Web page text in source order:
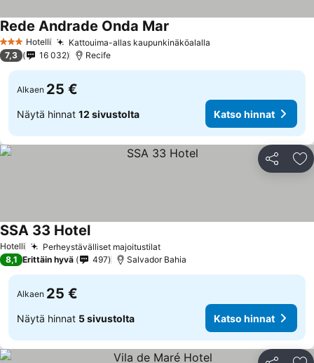
3 Tähtiluokitus
Hotelli Kattouima-allas kaupunkinäköalalla
Rede Andrade Onda Mar
7,3 16 032 Recife
Alkaen 25 €
Näytä hinnat 12 sivustolta Katso hinnat
Jaa
Hotelli Perheystävälliset majoitustilat
SSA 33 Hotel
8,1 Erittäin hyvä 497 Salvador Bahia
Alkaen 25 €
Näytä hinnat 5 sivustolta Katso hinnat